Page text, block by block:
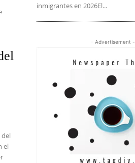
del
el
inmigrantes en 2026El...
- Advertisement -